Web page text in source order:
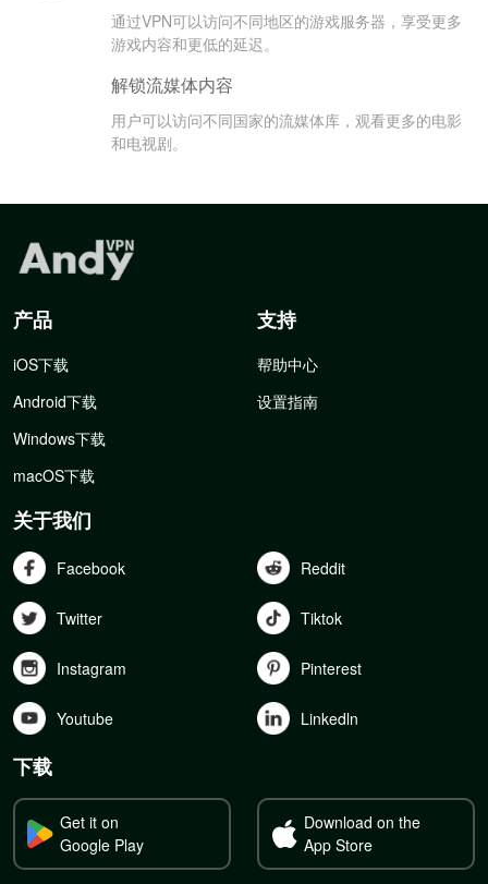
通过VPN可以访问不同地区的游戏服务器，享受更多
游戏内容和更低的延迟。
解锁流媒体内容
用户可以访问不同国家的流媒体库，观看更多的电影
和电视剧。
产品
iOS下载
Android下载
Windows下载
macOS下载
支持
帮助中心
设置指南
关于我们
Facebook Reddit
Twitter Tiktok
Instagram Pinterest
Youtube Linkedln
下载
Get it on
Google Play
Download on the
App Store